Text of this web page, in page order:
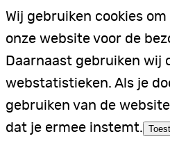
Wij gebruiken cookies
onze website voor de
Daarnaast gebruiken wij
webstatistieken. Als je
gebruiken van de
dat je ermee instemt.